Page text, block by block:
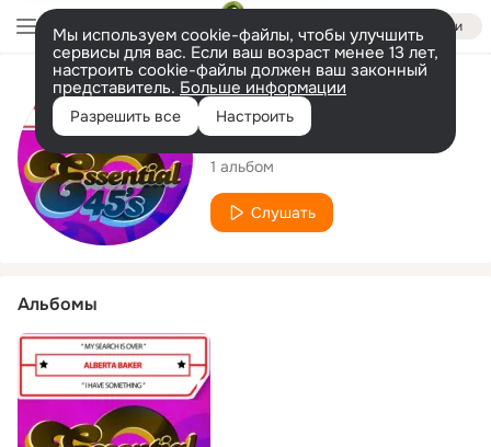
Войти
Мы используем cookie-файлы, чтобы улучшить
сервисы для вас. Если ваш возраст менее 13 лет,
настроить cookie-файлы должен ваш законный
представитель. Больше информации
Разрешить все Настроить
Исполнитель
Alberta Baker
1 альбом
Слушать
Альбомы